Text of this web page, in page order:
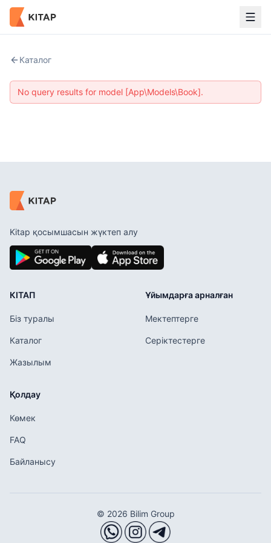
Каталог
No query results for model [App\Models\Book].
Kitap қосымшасын жүктеп алу
КІТАП
Біз туралы
Каталог
Жазылым
Ұйымдарға арналған
Мектептерге
Серіктестерге
Қолдау
Көмек
FAQ
Байланысу
© 2026 Bilim Group